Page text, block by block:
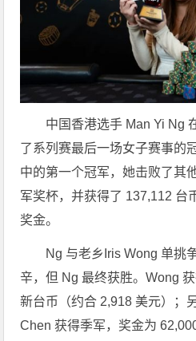
中国香港选手 Man Yi Ng
了系列赛最后一场女子赛事的
中的第一个冠军，她击败了其
军奖杯，并获得了 137,112 台
奖金。
Ng 与老乡Iris Wong 单挑
辛，但 Ng 最终获胜。Wong
新台币（约合 2,918 美元）；
Chen 获得季军，奖金为